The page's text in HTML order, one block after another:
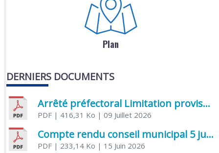
Plan
DERNIERS DOCUMENTS
Arrêté préfectoral Limitation provisoire des usages de l’eau
PDF| 416,31 Ko | 09 Juillet 2026
Compte rendu conseil municipal 5 juin 2026 sénatoriale
PDF| 233,14 Ko | 15 Juin 2026